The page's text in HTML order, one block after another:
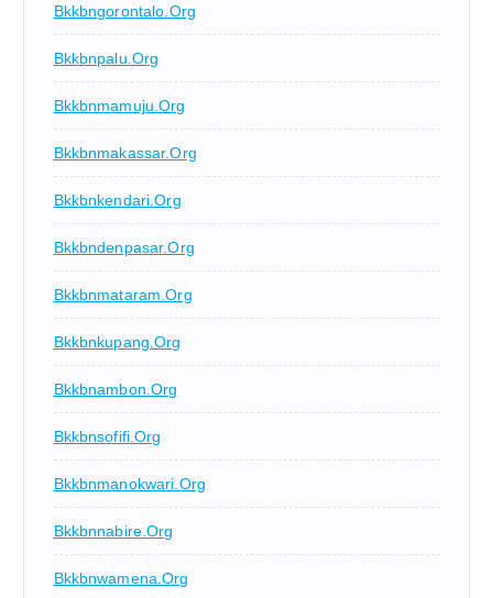
Bkkbngorontalo.org
Bkkbnpalu.org
Bkkbnmamuju.org
Bkkbnmakassar.org
Bkkbnkendari.org
Bkkbndenpasar.org
Bkkbnmataram.org
Bkkbnkupang.org
Bkkbnambon.org
Bkkbnsofifi.org
Bkkbnmanokwari.org
Bkkbnnabire.org
Bkkbnwamena.org